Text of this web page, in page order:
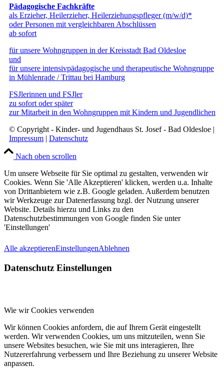
Pädagogische Fachkräfte
als Erzieher, Heilerzieher, Heilerziehungspfleger (m/w/d)*
oder Personen mit vergleichbaren Abschlüssen
ab sofort
für unsere Wohngruppen in der Kreisstadt Bad Oldesloe
und
für unsere intensivpädagogische und therapeutische Wohngruppe
in Mühlenrade / Trittau bei Hamburg
FSJlerinnen und FSJler
zu sofort oder später
zur Mitarbeit in den Wohngruppen mit Kindern und Jugendlichen
© Copyright - Kinder- und Jugendhaus St. Josef - Bad Oldesloe |
Impressum | Datenschutz
Nach oben scrollen
Um unsere Webseite für Sie optimal zu gestalten, verwenden wir
Cookies. Wenn Sie 'Alle Akzeptieren' klicken, werden u.a. Inhalte
von Drittanbietern wie z.B. Google geladen. Außerdem benutzen
wir Werkzeuge zur Datenerfassung bzgl. der Nutzung unserer
Website. Details hierzu und Links zu den
Datenschutzbestimmungen von Google finden Sie unter
'Einstellungen'
Alle akzeptierenEinstellungenAblehnen
Datenschutz Einstellungen
Wie wir Cookies verwenden
Wir können Cookies anfordern, die auf Ihrem Gerät eingestellt
werden. Wir verwenden Cookies, um uns mitzuteilen, wenn Sie
unsere Websites besuchen, wie Sie mit uns interagieren, Ihre
Nutzererfahrung verbessern und Ihre Beziehung zu unserer Website
anpassen.